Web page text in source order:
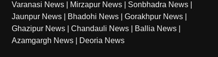
Varanasi News Mirzapur News Sonbhadra News
Jaunpur News
Bhadohi News Gorakhpur News
Ghazipur News
Chandauli News Ballia News
Azamgargh News
Deoria News